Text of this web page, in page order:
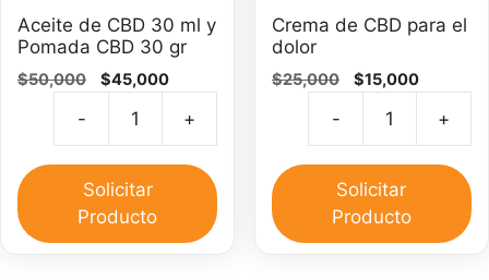
Aceite de CBD 30 ml y
Pomada CBD 30 gr
$50,000
El
original
era:
$50,000.
$45,000El
actual
es:
$45,000.
-
CBD
30
+
Solicitar
Producto
Crema de CBD para el
dolor
$25,000
El
original
era:
$25,000.
$15,000El
actual
es:
$15,000.
- +
Solicitar
Producto